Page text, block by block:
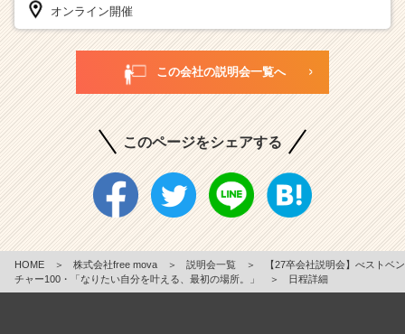
オンライン開催
この会社の説明会一覧へ
このページをシェアする
HOME ＞ 株式会社free mova ＞ 説明会一覧 ＞
【27卒会社説明会】べストベン
チャー100・「なりたい自分を叶える、最初の場所。」
＞ 日程詳細